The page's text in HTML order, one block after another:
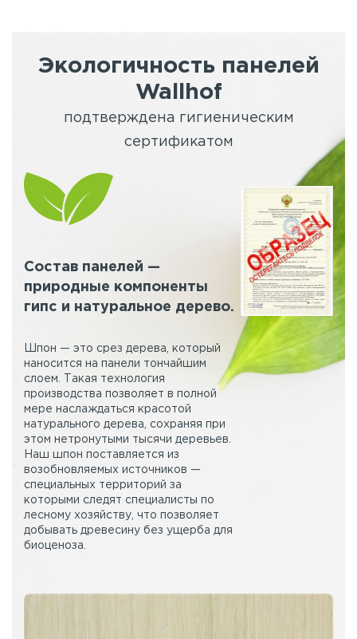
Экологичность панелей
Wallhof
подтверждена гигиеническим
сертификатом
Состав панелей —
природные компоненты
гипс и натуральное дерево.
Шпон — это срез дерева, который
наносится на панели тончайшим
слоем. Такая технология
производства позволяет в полной
мере наслаждаться красотой
натурального дерева, сохраняя при
этом нетронутыми тысячи деревьев.
Наш шпон поставляется из
возобновляемых источников —
специальных территорий за
которыми следят специалисты по
лесному хозяйству, что позволяет
добывать древесину без ущерба для
биоценоза.